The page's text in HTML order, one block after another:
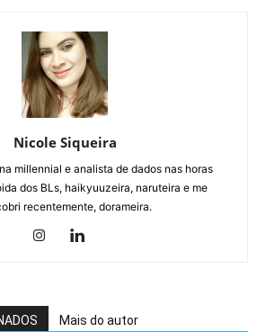
Nicole Siqueira
millennial e analista de dados nas horas
dos BLs, haikyuuzeira, naruteira e me
recentemente, dorameira.
Mais do autor